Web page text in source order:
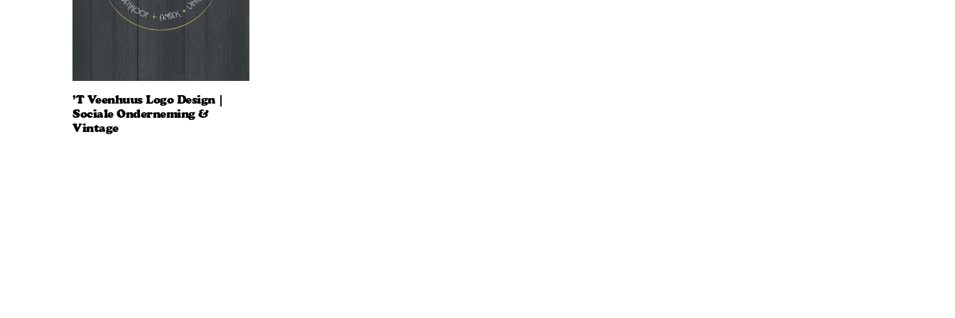
’t Veenhuus Logo Design |
Sociale Onderneming &
Vintage